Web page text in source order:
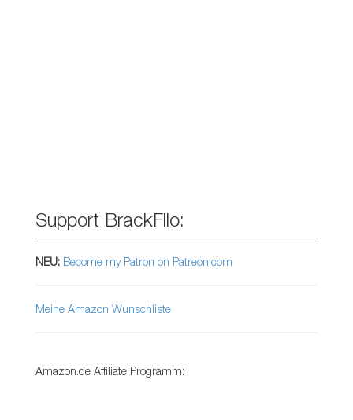
Support BrackFllo:
NEU: Become my Patron on Patreon.com
Meine Amazon Wunschliste
Amazon.de Affiliate Programm: